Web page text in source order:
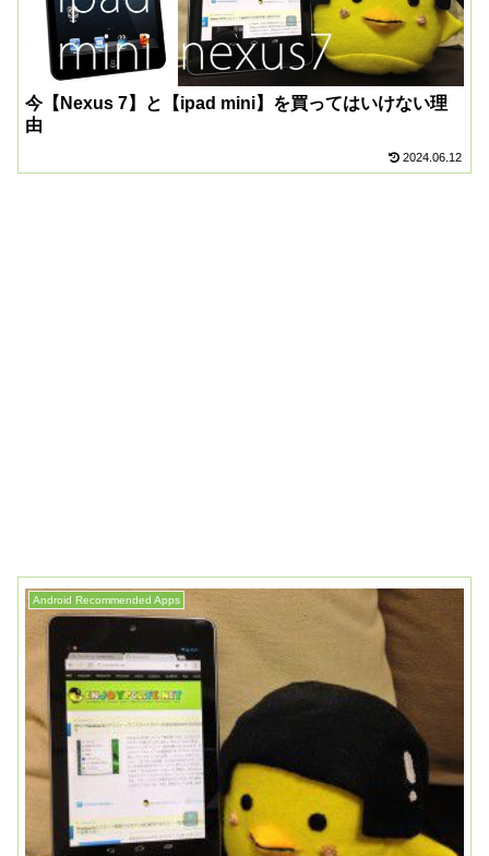
今【Nexus 7】と【ipad mini】を買ってはいけない理
由
2024.06.12
Android Recommended Apps